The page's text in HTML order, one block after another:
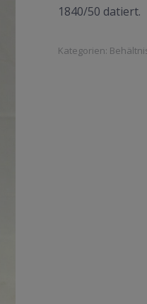
1840/50 datiert.
Kategorien: